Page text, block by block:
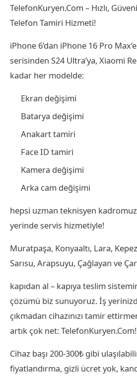
TelefonKuryen.Com – Hızlı,
Telefon Tamiri Hizmeti!
iPhone 6’dan iPhone 16 Pro
serisinden S24 Ultra’ya, Xiaomi
kadar her modelde:
Ekran değişimi
Batarya değişimi
Anakart tamiri
Face ID tamiri
Kamera değişimi
Arka cam değişimi
hepsi uzman teknisyen
yerinde servis hizmetiyle!
Muratpaşa, Konyaaltı, Lara,
Sarısu, Arapsuyu, Çağlayan ve
kapıdan al – kapıya teslim
çözümü biz sunuyoruz. İş
çıkmadan cihazınızı tamir
artık çok net: TelefonKuryen.Com!
Cihaz başı 200-300₺ gibi
fiyatlandırma, gizli ücret yok,